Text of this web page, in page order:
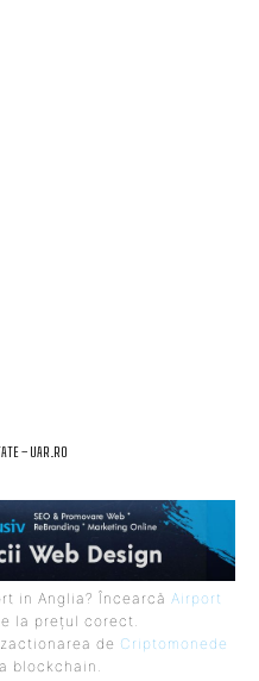
– UAR.RO
in Anglia? Încearcă Airport
la prețul corect.
de Criptomonede
blockchain.